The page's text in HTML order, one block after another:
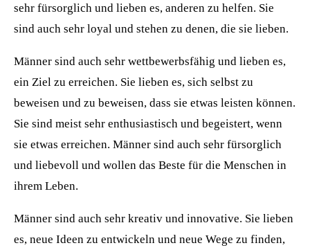
sehr fürsorglich und lieben es, anderen zu helfen. Sie
sind auch sehr loyal und stehen zu denen, die sie lieben.
Männer sind auch sehr wettbewerbsfähig und lieben es,
ein Ziel zu erreichen. Sie lieben es, sich selbst zu
beweisen und zu beweisen, dass sie etwas leisten können.
Sie sind meist sehr enthusiastisch und begeistert, wenn
sie etwas erreichen. Männer sind auch sehr fürsorglich
und liebevoll und wollen das Beste für die Menschen in
ihrem Leben.
Männer sind auch sehr kreativ und innovative. Sie lieben
es, neue Ideen zu entwickeln und neue Wege zu finden,